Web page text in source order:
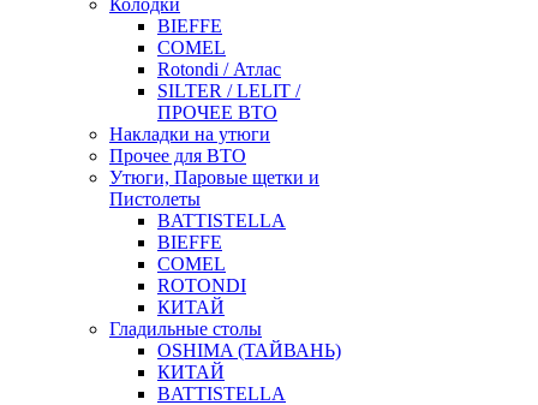
Колодки
BIEFFE
COMEL
Rotondi / Атлас
SILTER / LELIT /
ПРОЧЕЕ ВТО
Накладки на утюги
Прочее для ВТО
Утюги, Паровые щетки и
Пистолеты
BATTISTELLA
BIEFFE
COMEL
ROTONDI
КИТАЙ
Гладильные столы
OSHIMA (ТАЙВАНЬ)
КИТАЙ
BATTISTELLA